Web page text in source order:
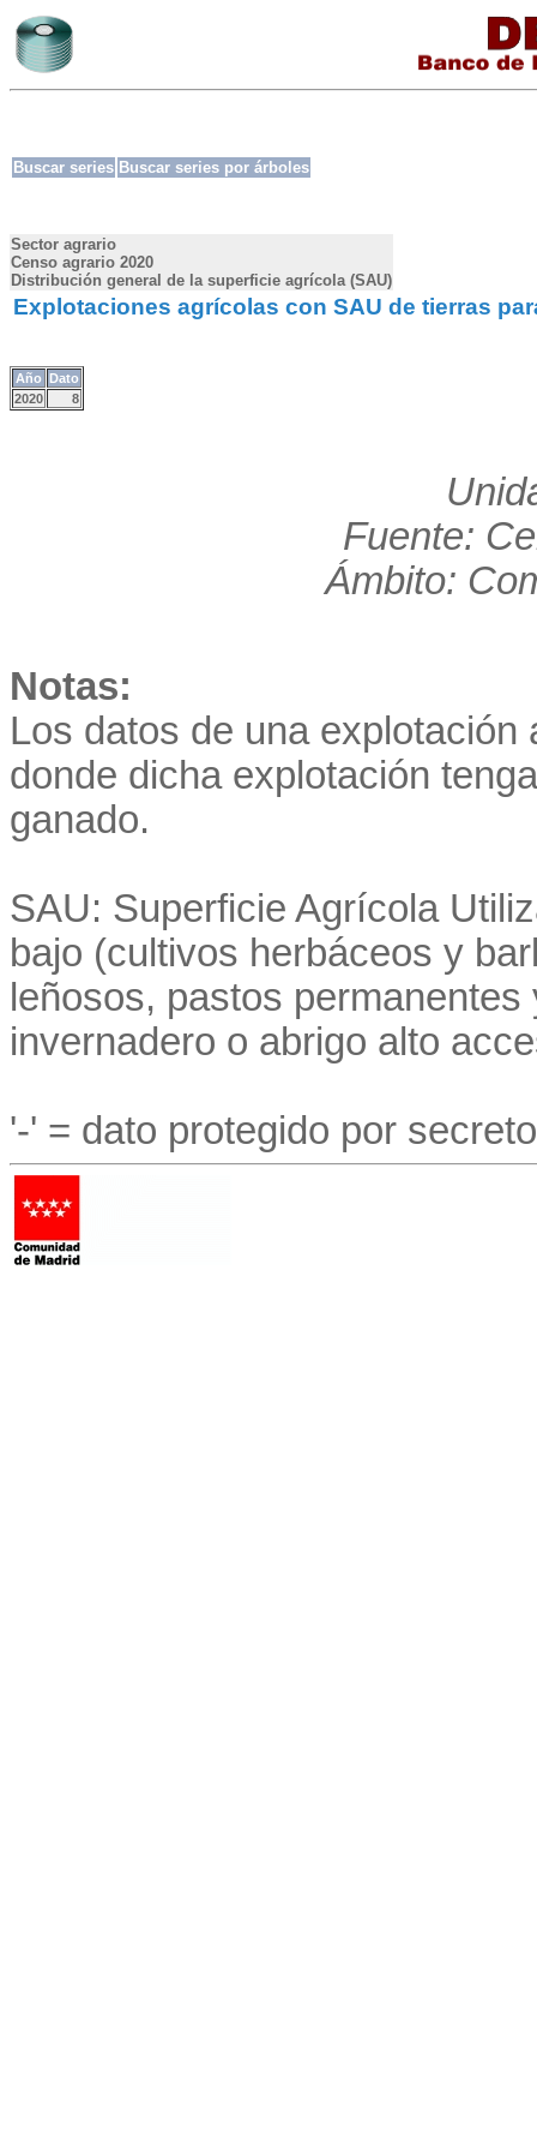
Buscar series Buscar series por árboles
Sector agrario
Censo agrario 2020
Distribución general de la superficie agrícola (SAU)
Explotaciones agrícolas con SAU de tierras
Año Dato
2020
8
Fuente:
Ámbito:
Notas:
Los datos de una
donde dicha explotación
ganado.
SAU: Superficie Agrícola
bajo (cultivos herbáceos y
leñosos, pastos
invernadero o abrigo alto
'-' = dato protegido por